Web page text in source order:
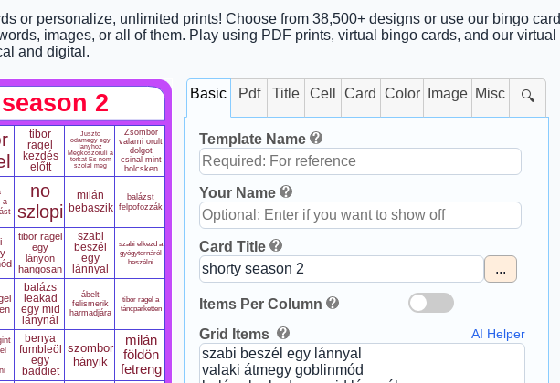
or personalize, unlimited prints! Choose from 38,500+ designs or use our bingo card
images, or all of them. Play using PDF prints, virtual bingo cards, and our virtual
and digital.
2
tibor
ragel
kezdés
előtt
Juszto
odamegy egy
lanyhoz
Megkoszoruli a
torkat Es nem
szolal meg
Zsombor
valami orult
dolgot
csinal mint
bolcsken
a
no
szlopi
milán
bebaszik
balázst
felpofozzák
tibor ragel
egy
lányon
hangosan
szabi
beszél
egy
lánnyal
szabi elkezd a
gyógytornáról
beszélni
balázs
leakad
egy mid
lánynál
ábelt
felismerik
harmadjára
tibor ragel a
táncparketten
benya
fumbleöl
egy
baddiet
szombor
hányik
milán
földön
fetreng
Basic Pdf Title Cell Card Color Image Misc 🔍
Template Name
Your Name
Card Title
...
Items Per Column
Grid Items
AI Helper